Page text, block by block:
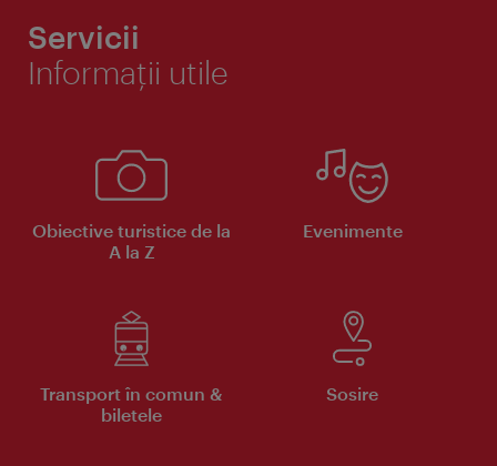
Servicii
Informaţii utile
Obiective turistice de la
A la Z
Evenimente
Transport în comun &
biletele
Sosire